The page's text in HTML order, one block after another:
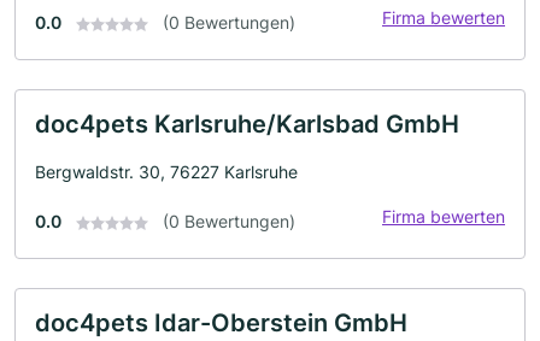
0.0 (0 Bewertungen) Firma bewerten
doc4pets Karlsruhe/Karlsbad GmbH
Bergwaldstr. 30, 76227 Karlsruhe
0.0 (0 Bewertungen) Firma bewerten
doc4pets Idar-Oberstein GmbH